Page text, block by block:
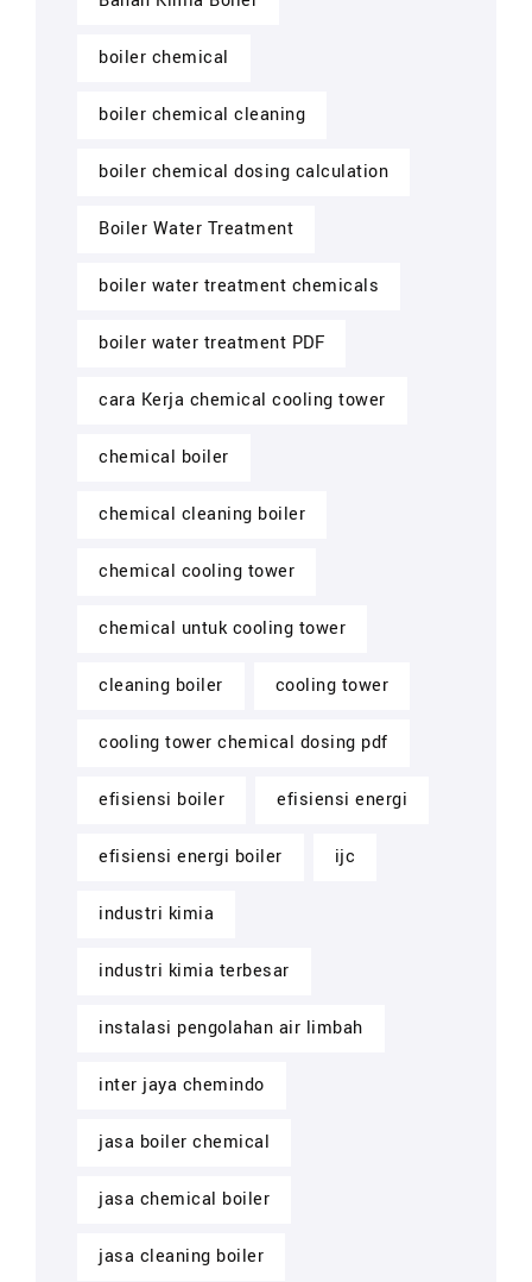
boiler chemical
boiler chemical cleaning
boiler chemical dosing calculation
Boiler Water Treatment
boiler water treatment chemicals
boiler water treatment PDF
cara Kerja chemical cooling tower
chemical boiler
chemical cleaning boiler
chemical cooling tower
chemical untuk cooling tower
cleaning boiler cooling tower
cooling tower chemical dosing pdf
efisiensi boiler efisiensi energi
efisiensi energi boiler ijc
industri kimia
industri kimia terbesar
instalasi pengolahan air limbah
inter jaya chemindo
jasa boiler chemical
jasa chemical boiler
jasa cleaning boiler